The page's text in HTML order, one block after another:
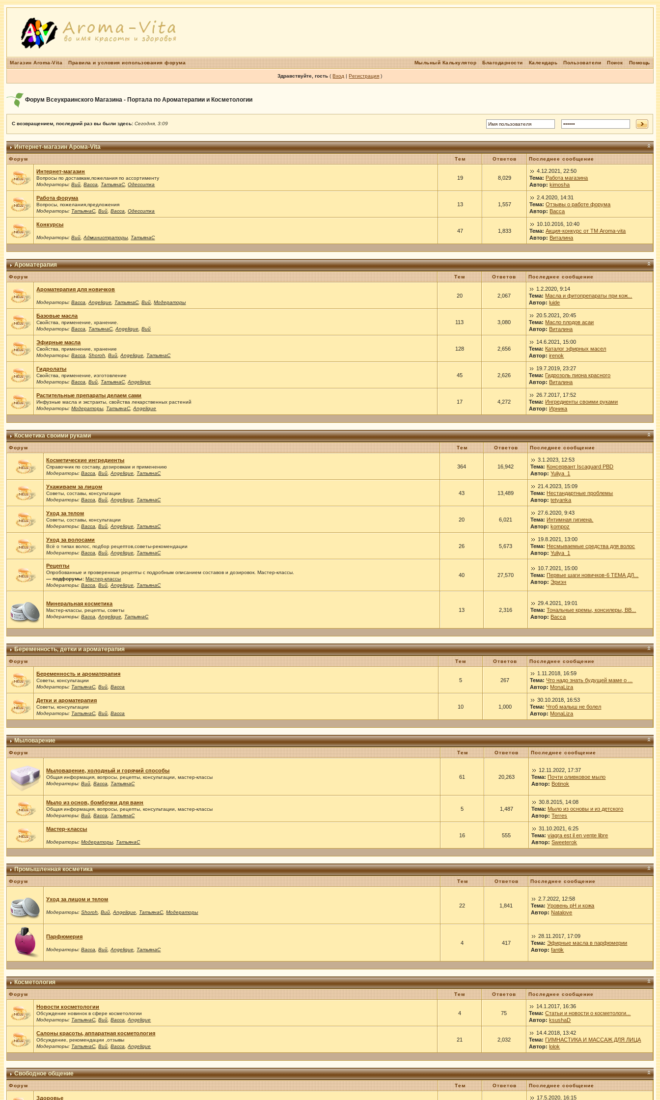
Магазин Aroma-Vita Правила и условия использования форума Помощь
Поиск
Пользователи
Календарь
Благодарности
Мыльный Калькулятор
Здравствуйте, гость (Вход |Регистрация )
Форум Всеукраинского Магазина - Портала по Ароматерапии и Косметологии
С возвращением, последний раз вы были здесь:Сегодня, 3:09
Интернет-магазин Арома-Vita
Форум Тем Ответов Последнее сообщение
Интернет-магазин
Вопросы по доставкам,пожелания по ассортименту
Модераторы:Вий ,Васса ТатьянаС ,Одесситка
19 8,029
4.12.2021, 22:50
Тема: Работа магазина
Автор: kimosha
Работа форума
Вопросы, пожелания,предложения
Модераторы: ТатьянаС ,Вий ,Васса ,Одесситка
13 1,557
2.4.2020, 14:31
Тема: Отзывы о работе форума
Автор: Васса
Конкурсы
Модераторы:Вий ,Администраторы ТатьянаС
47 1,833
10.10.2016, 10:40
Тема: Акция-конкурс от ТМ Aroma-vita
Автор: Виталина
Ароматерапия
Форум Тем Ответов Последнее сообщение
Ароматерапия для новичков
Модераторы:Васса ,Angelique ТатьянаС ,Вий ,Модераторы
20 2,067
1.2.2020, 9:14
Тема: Масла и фитопрепараты при кож...
Автор: luide
Базовые масла
Свойства, применение, хранение.
Модераторы:Васса ТатьянаС ,Angelique ,Вий
113 3,080
20.5.2021, 20:45
Тема: Масло плодов асаи
Автор: Виталина
Эфирные масла
Свойства, применение, хранение
Модераторы:Васса ,Shoroh ,Вий ,Angelique ТатьянаС
128 2,656
14.6.2021, 15:00
Тема: Каталог эфирных масел
Автор: irenok
Гидролаты
Свойства, применение, изготовление
Модераторы:Васса ,Вий ТатьянаС ,Angelique
45 2,626
19.7.2019, 23:27
Тема: Гидрозоль пиона красного
Автор: Виталина
Растительные препараты делаем сами
Инфузные масла и экстракты, свойства лекарственных растений
Модераторы:Модераторы ТатьянаС ,Angelique
17 4,272
26.7.2017, 17:52
Тема: Ингредиенты своими руками
Автор: Ирника
Косметика своими руками
Форум Тем Ответов Последнее сообщение
Косметические ингредиенты
Справочник по составу, дозировкам и применению
Модераторы:Васса ,Вий ,Angelique ТатьянаС
364 16,942
3.1.2023, 12:53
Тема: Консервант Iscaguard PBD
Автор: Yuliya_1
Ухаживаем за лицом
Советы, составы, консультации
Модераторы:Васса ,Вий ,Angelique ТатьянаС
43 13,489
21.4.2023, 15:09
Тема: Нестандартные проблемы
Автор: tetyanka
Уход за телом
Советы, составы, консультации
Модераторы:Васса ,Вий ,Angelique ТатьянаС
20 6,021
27.6.2020, 9:43
Тема: Интимная гигиена.
Автор: kompoz
Уход за волосами
Всё о типах волос, подбор рецептов,советы-рекомендации
Модераторы:Васса ,Вий ,Angelique ТатьянаС
26 5,673
19.8.2021, 13:00
Тема: Несмываемые средства для волос
Автор: Yuliya_1
Рецепты
Опробованные и проверенные рецепты с подробным описанием составов и дозировок. Мастер-классы.
— подфорумы: Мастер-классы
Модераторы:Васса ,Вий ,Angelique ТатьянаС
40 27,570
10.7.2021, 15:00
Тема: Первые шаги новичков-6 ТЕМА ДЛ...
Автор: Эриэн
Минеральная косметика
Мастер-классы, рецепты, советы
Модераторы:Васса ,Angelique ТатьянаС
13 2,316
29.4.2021, 19:01
Тема: Тональные кремы, консилеры, ВВ...
Автор: Васса
Беременность, детки и ароматерапия
Форум Тем Ответов Последнее сообщение
Беременность и ароматерапия
Советы, консультации
Модераторы: ТатьянаС ,Вий ,Васса
5 267
1.11.2018, 16:59
Тема: Что надо знать будущей маме о ...
Автор: MonaLiza
Детки и ароматерапия
Советы, консультации
Модераторы: ТатьянаС ,Вий ,Васса
10 1,000
30.10.2018, 16:53
Тема: Чтоб малыш не болел
Автор: MonaLiza
Мыловарение
Форум Тем Ответов Последнее сообщение
Мыловарение, холодный и горячий способы
Общая информация, вопросы, рецепты, консультации, мастер-классы
Модераторы:Вий ,Васса ТатьянаС
61 20,263
12.11.2022, 17:37
Тема: Почти оливковое мыло
Автор: Botinok
Мыло из основ, бомбочки для ванн
Общая информация, вопросы, рецепты, консультации, мастер-классы
Модераторы:Вий ,Васса ТатьянаС
5 1,487
30.8.2015, 14:08
Тема: Мыло из основы и из детского
Автор: Terres
Мастер-классы
Модераторы:Модераторы ТатьянаС
16 555
31.10.2021, 6:25
Тема: viagra est il en vente libre
Автор: Sweeterok
Промышленная косметика
Форум Тем Ответов Последнее сообщение
Уход за лицом и телом
Модераторы:Shoroh ,Вий ,Angelique ТатьянаС ,Модераторы
22 1,841
2.7.2022, 12:58
Тема: Уровень рН и кожа
Автор: Natalove
Парфюмерия
Модераторы:Васса ,Вий ,Angelique ТатьянаС
4 417
28.11.2017, 17:09
Тема: Эфирные масла в парфюмерии
Автор: fantik
Косметология
Форум Тем Ответов Последнее сообщение
Новости косметологии
Обсуждение новинок в сфере косметологии
Модераторы: ТатьянаС ,Вий ,Васса ,Angelique
4 75
14.1.2017, 16:36
Тема: Статьи и новости о косметологи...
Автор: ksushaD
Салоны красоты, аппаратная косметология
Обсуждение, рекомендации ,отзывы
Модераторы: ТатьянаС ,Вий ,Васса ,Angelique
21 2,032
14.4.2018, 13:42
Тема: ГИМНАСТИКА И МАССАЖ ДЛЯ ЛИЦА
Автор: lolok
Свободное общение
Форум Тем Ответов Последнее сообщение
Здоровье 17.5.2020, 16:15